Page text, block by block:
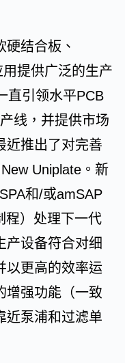
结合板、
提供广泛的生产
直引领水平PCB
线，并提供市场
近推出了对完善
Uniplate。新
和/或amSAP
程）处理下一代
产设备符合对细
以更高的效率运
增强功能（一致
近泵浦和过滤单